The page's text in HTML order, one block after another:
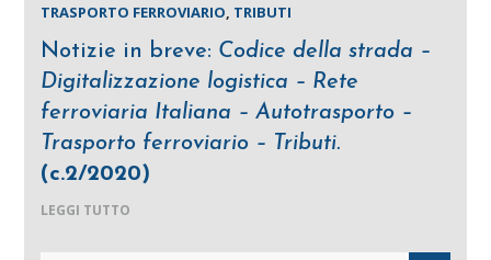
TRASPORTO FERROVIARIO, TRIBUTI
Notizie in breve: Codice della strada –
Digitalizzazione logistica – Rete
ferroviaria Italiana – Autotrasporto –
Trasporto ferroviario – Tributi.
(c.2/2020)
LEGGI TUTTO